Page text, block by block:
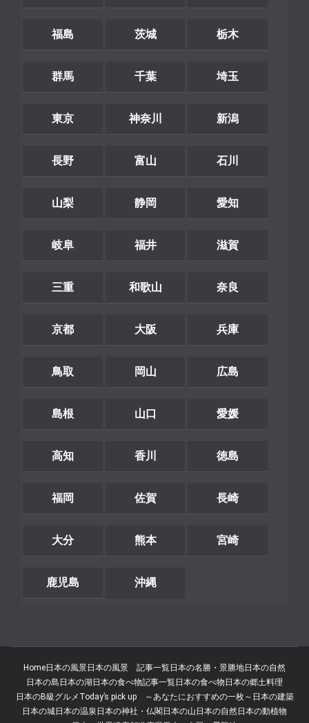
福島 茨城 栃木
群馬 千葉 埼玉
東京 神奈川 新潟
長野 富山 石川
山梨 静岡 愛知
岐阜 福井 滋賀
三重 和歌山 奈良
京都 大阪 兵庫
鳥取 岡山 広島
島根 山口 愛媛
高知 香川 徳島
福岡 佐賀 長崎
大分 熊本 宮崎
鹿児島 沖縄
Home日本の風景日本の風景 記事一覧日本の名勝・景勝地日本の自然
日本の島 日本の湖 日本の食べ物記事一覧日本の食べ物 日本の郷土料理
日本のB級グルメ Today’s pick up ～あなたにおすすめの一枚～ 日本の建築
日本の城日本の温泉 日本の神社・仏閣 日本の山 日本の自然日本の動植物